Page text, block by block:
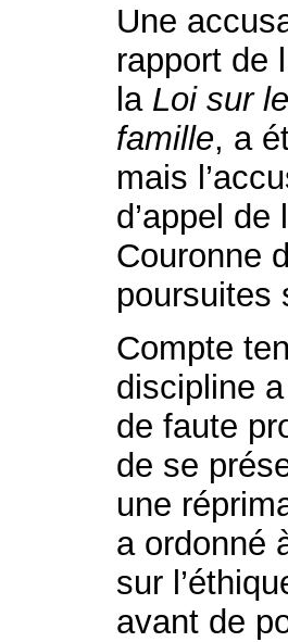
Une
rapport de
la Loi sur
famille, a
mais
d’appel de
Couronne
poursuites
Compte
discipline
de faute
de se
une
a ordonné
sur
avant de